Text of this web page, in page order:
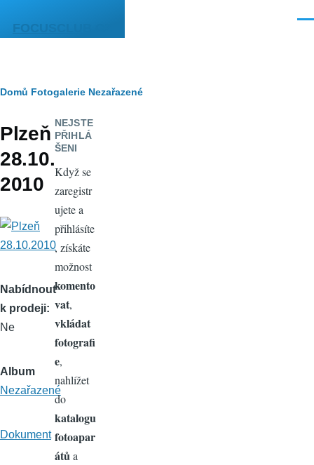
FOCUSCLUB.CZ
Drobečková
navigace
Domů Fotogalerie Nezařazené
Plzeň
28.10.
2010
Nabídnout
k prodeji
Ne
Album
Nezařazené
Dokument
NEJSTE
PŘIHLÁ
ŠENI
Když se
zaregistr
ujete a
přihlásíte
, získáte
možnost
komento
vat,
vkládat
fotografi
e,
nahlížet
do
katalogu
fotoapar
átůa